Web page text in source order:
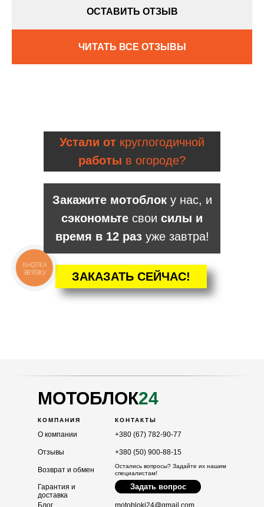
ОСТАВИТЬ ОТЗЫВ
ЧИТАТЬ ВСЕ ОТЗЫВЫ
ЗАКАЗАТЬ СЕЙЧАС!
Закажите мотоблоку нас, и
сэкономьте свои силы и
время в 12 разуже завтра!
Устали от круглогодичной
работы в огороде?
О компании
Возврат и обмен
Гарантия и
доставка
КОМПАНИЯ
+380 (67) 782-90-77
КОНТАКТЫ
МОТОБЛОК24
Отзывы +380 (50) 900-88-15
Задать вопрос
Остались вопросы? Задайте их нашим
специалистам!
КНОПКА
ЗВ'ЯЗКУ